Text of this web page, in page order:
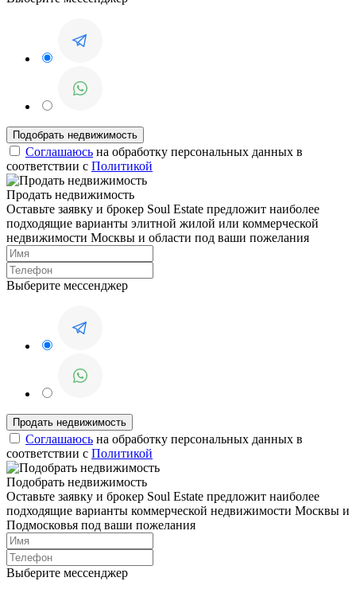
Соглашаюсь на обработку персональных данных в
соответствии с Политикой
Продать недвижимость
Оставьте заявку и брокер Soul Estate предложит наиболее
подходящие варианты элитной жилой или коммерческой
недвижимости Москвы и области под ваши пожелания
Выберите мессенджер
Соглашаюсь на обработку персональных данных в
соответствии с Политикой
Подобрать недвижимость
Оставьте заявку и брокер Soul Estate предложит наиболее
подходящие варианты коммерческой недвижимости Москвы и
Подмосковья под ваши пожелания
Выберите мессенджер